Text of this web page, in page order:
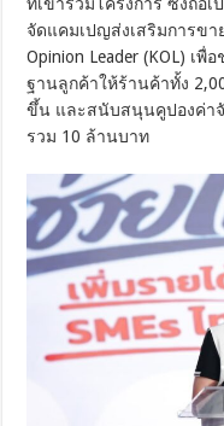
ที่เข้าร่วมโครงการ ซึ่งถือ
จัดแคมเปญส่งเสริมการขา
Opinion Leader (KOL) เ
ฐานลูกค้าให้ร้านค้าทั้ง
ขึ้น และสนับสนุนคูปองค่า
รวม 10 ล้านบาท